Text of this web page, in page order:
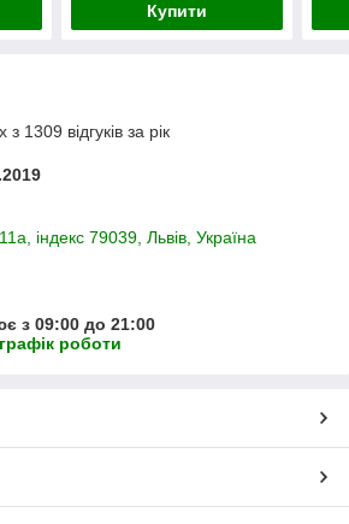
Купити
1309 відгуків за рік
індекс 79039, Львів, Україна
з 09:00 до 21:00
роботи